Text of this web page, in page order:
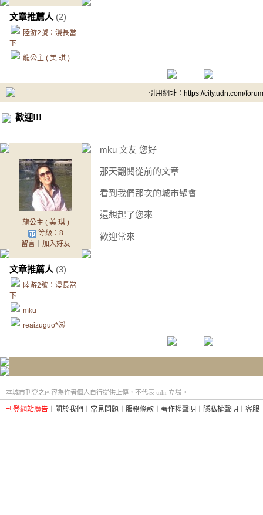
文章推薦人 (2)
陸游2號：漫長當
下
龍公主 ( 美 琪 )
引用網址：https://city.udn.com/
歡迎!!!
龍公主 ( 美 琪 )
等級：8
留言｜ 加入好友
文章推薦人 (3)
陸游2號：漫長當
下
mku
reaizuguo*😻
mku 文友 您好
那天翻閱從前的文章
看到我們那次的城市聚會
還想起了您來
歡迎常來
本城市刊登之內容為作者個人自行提供上傳，不代表 udn 立場。
刊登網站廣告 關於我們 常見問題 服務條款 著作權聲明 隱私權聲明 客服